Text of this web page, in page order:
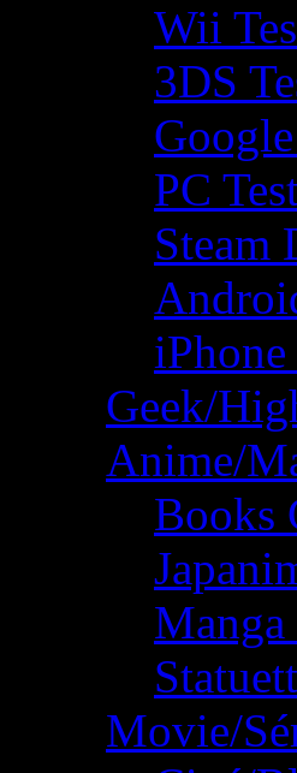
Wii
3DS
PC
Steam
iPhone
Geek/
Anime/
Books
Movie/